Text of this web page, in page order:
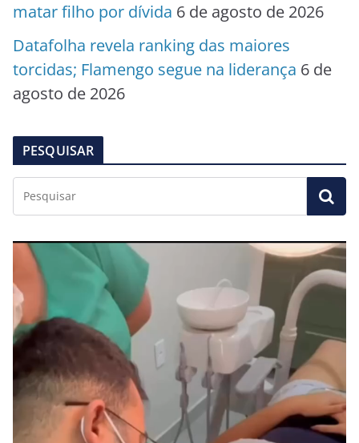
matar filho por dívida 6 de agosto de 2026
Datafolha revela ranking das maiores
torcidas; Flamengo segue na liderança 6 de
agosto de 2026
PESQUISAR